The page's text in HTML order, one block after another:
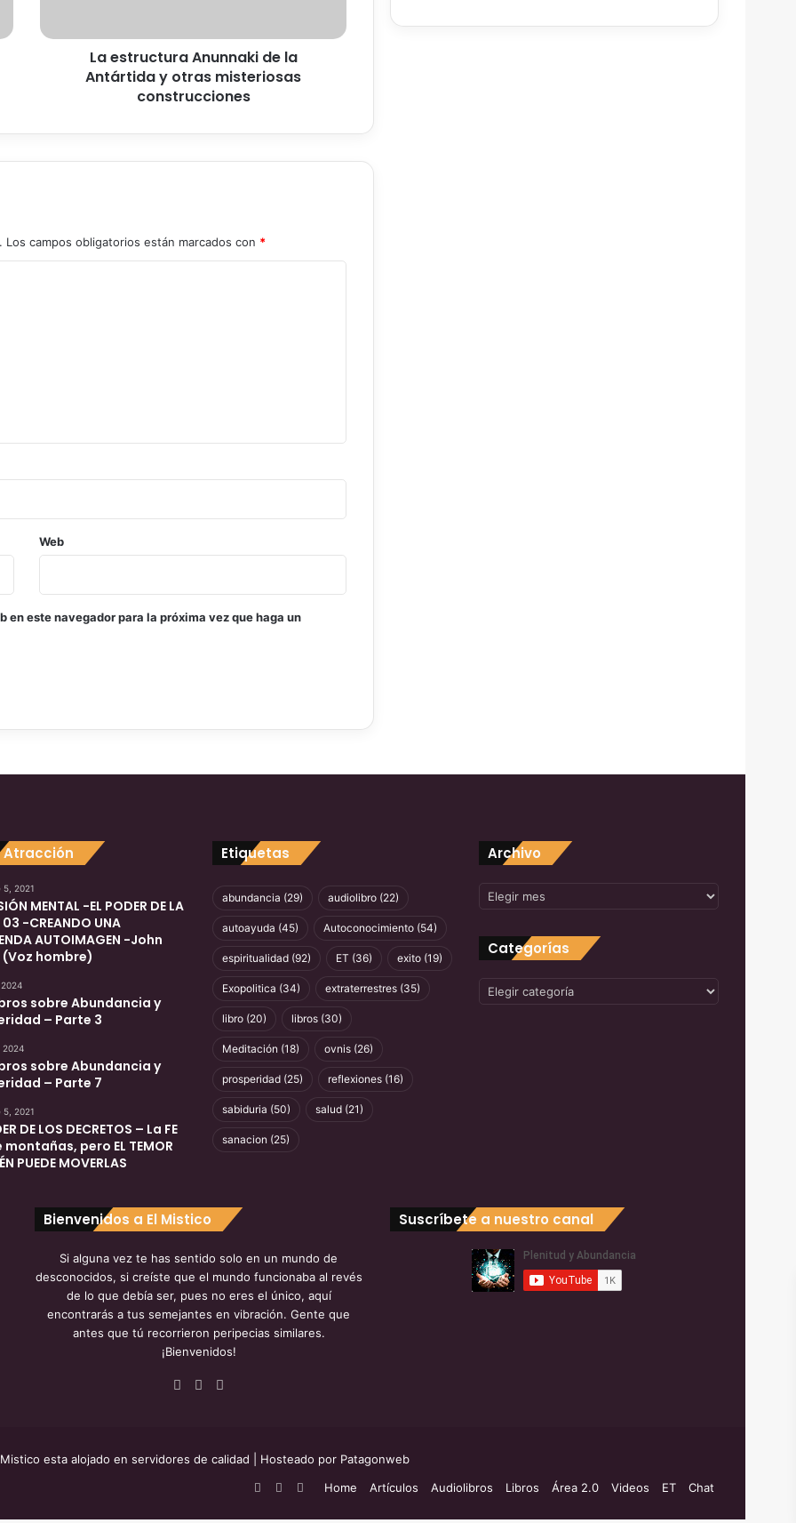
t
n
i
d
i
o
t
r
s
m
i
o
n
r
u
c
o
s
La estructura Anunnaki de la
Antártida y otras misteriosas
construcciones
Los campos obligatorios están marcados con *
Web
este navegador para la próxima vez que haga un
Atracción
5, 2021
MENTAL -EL PODER DE LA
03 -CREANDO UNA
AUTOIMAGEN -John
(Voz hombre)
sobre Abundancia y
– Parte 3
2024
sobre Abundancia y
– Parte 7
5, 2021
DE LOS DECRETOS – La FE
montañas, pero EL TEMOR
PUEDE MOVERLAS
Etiquetas
abundancia (29) audiolibro (22)
autoayuda (45) Autoconocimiento (54)
espiritualidad (92) ET (36) exito (19)
Exopolitica (34) extraterrestres (35)
libro (20) libros (30)
Meditación (18) ovnis (26)
prosperidad (25) reflexiones (16)
sabiduria (50) salud (21)
sanacion (25)
Archivo Archivo
Categorías
Categorías
Bienvenidos a El Mistico
Si alguna vez te has sentido solo en un mundo de
desconocidos, si creíste que el mundo funcionaba al revés
de lo que debía ser, pues no eres el único, aquí
encontrarás a tus semejantes en vibración. Gente que
antes que tú recorrieron peripecias similares.
¡Bienvenidos!
Facebook
YouTube
Suscríbete a nuestro canal
esta alojado en servidores de calidad | Hosteado por Patagonweb
Home
Artículos Audiolibros Libros Área 2.0 Videos ET Chat
FacebookYouTubeInstagram